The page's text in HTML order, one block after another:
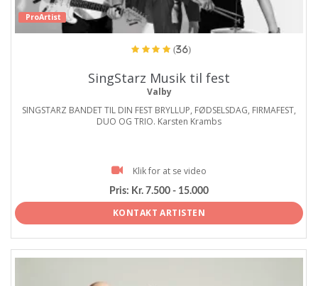
ProArtist
(36)
SingStarz Musik til fest
Valby
SINGSTARZ BANDET TIL DIN FEST BRYLLUP, FØDSELSDAG, FIRMAFEST,
DUO OG TRIO. Karsten Krambs
Klik for at se video
Pris: Kr. 7.500 - 15.000
KONTAKT ARTISTEN